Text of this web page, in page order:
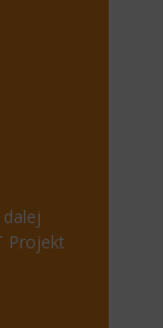
Projekt